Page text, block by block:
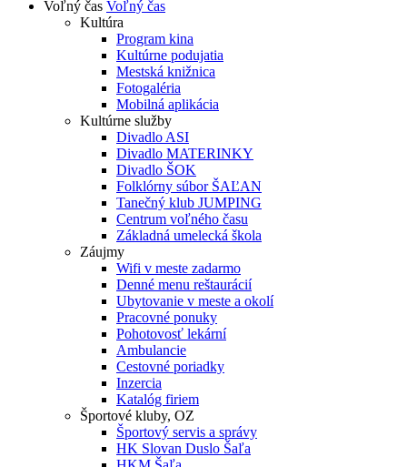
Voľný čas Voľný čas
Kultúra
Program kina
Kultúrne podujatia
Mestská knižnica
Fotogaléria
Mobilná aplikácia
Kultúrne služby
Divadlo ASI
Divadlo MATERINKY
Divadlo ŠOK
Folklórny súbor ŠAĽAN
Tanečný klub JUMPING
Centrum voľného času
Základná umelecká škola
Záujmy
Wifi v meste zadarmo
Denné menu reštaurácií
Ubytovanie v meste a okolí
Pracovné ponuky
Pohotovosť lekární
Ambulancie
Cestovné poriadky
Inzercia
Katalóg firiem
Športové kluby, OZ
Športový servis a správy
HK Slovan Duslo Šaľa